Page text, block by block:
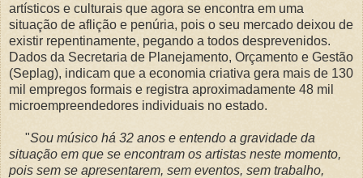
artísticos e culturais que agora se encontra em uma
situação de aflição e penúria, pois o seu mercado deixou de
existir repentinamente, pegando a todos desprevenidos.
Dados da Secretaria de Planejamento, Orçamento e Gestão
(Seplag), indicam que a economia criativa gera mais de 130
mil empregos formais e registra aproximadamente 48 mil
microempreendedores individuais no estado.
"Sou músico há 32 anos e entendo a gravidade da
situação em que se encontram os artistas neste momento,
pois sem se apresentarem, sem eventos, sem trabalho,